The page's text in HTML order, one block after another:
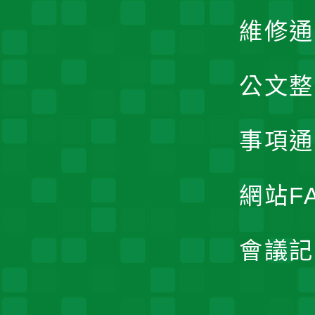
維修
公文
事項
網站
會議